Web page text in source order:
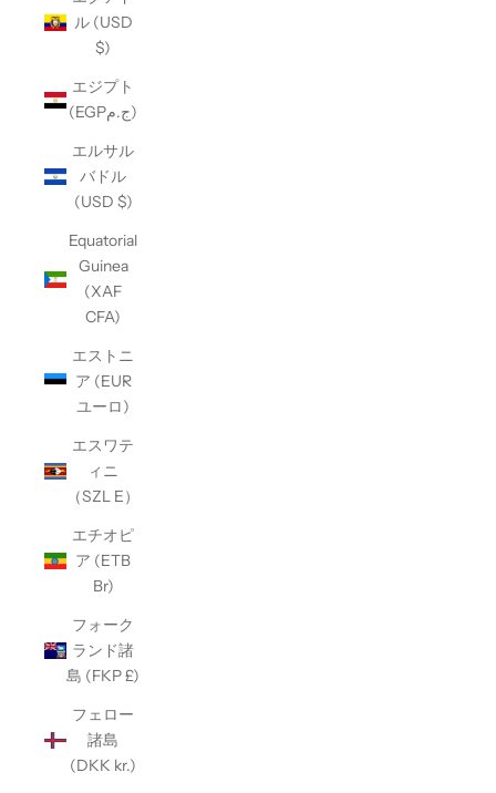
ル (USD
$)
エジプト
(EGPج.م)
エルサル
バドル
(USD $)
Equatorial
Guinea
(XAF
CFA)
エストニ
ア (EUR
ユーロ)
エスワテ
ィニ
（SZL E）
エチオピ
ア (ETB
Br)
フォーク
ランド諸
島 (FKP £)
フェロー
諸島
(DKK kr.)